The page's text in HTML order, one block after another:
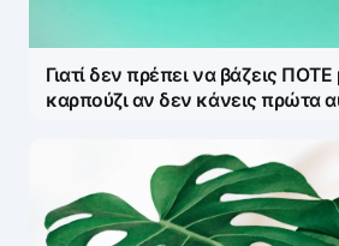
Γιατί δεν πρέπει να βάζεις ΠΟΤΕ
καρπούζι αν δεν κάνεις πρώτα